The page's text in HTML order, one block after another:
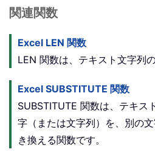
関連関数
Excel LEN 関数
LEN 関数は、テキスト文字列
Excel SUBSTITUTE 関数
SUBSTITUTE 関数は、テキス
字（または文字列）を、別の
き換える関数です。